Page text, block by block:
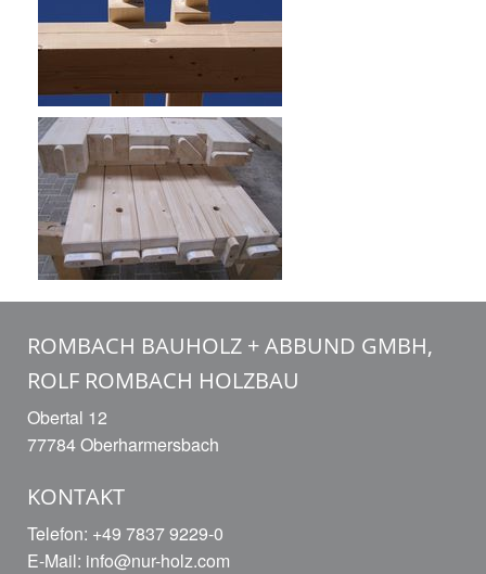
ROMBACH BAUHOLZ + ABBUND GMBH,
ROLF ROMBACH HOLZBAU
Obertal 12
77784 Oberharmersbach
KONTAKT
Telefon: +49 7837 9229-0
E-Mail: info@nur-holz.com